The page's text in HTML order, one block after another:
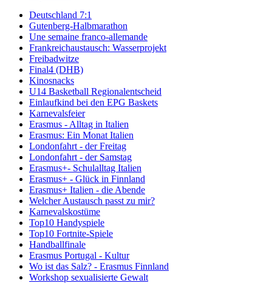
Deutschland 7:1
Gutenberg-Halbmarathon
Une semaine franco-allemande
Frankreichaustausch: Wasserprojekt
Freibadwitze
Final4 (DHB)
Kinosnacks
U14 Basketball Regionalentscheid
Einlaufkind bei den EPG Baskets
Karnevalsfeier
Erasmus - Alltag in Italien
Erasmus: Ein Monat Italien
Londonfahrt - der Freitag
Londonfahrt - der Samstag
Erasmus+- Schulalltag Italien
Erasmus+ - Glück in Finnland
Erasmus+ Italien - die Abende
Welcher Austausch passt zu mir?
Karnevalskostüme
Top10 Handyspiele
Top10 Fortnite-Spiele
Handballfinale
Erasmus Portugal - Kultur
Wo ist das Salz? - Erasmus Finnland
Workshop sexualisierte Gewalt